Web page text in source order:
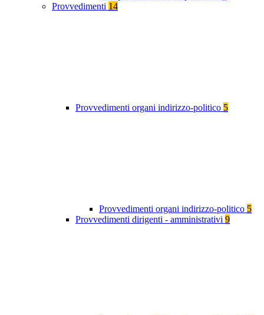
Provvedimenti 14
Provvedimenti organi indirizzo-politico 5
Provvedimenti organi indirizzo-politico 5
Provvedimenti dirigenti - amministrativi 9